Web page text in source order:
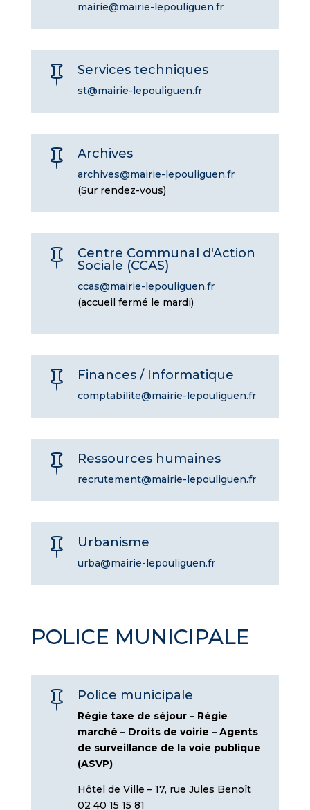
mairie@mairie-lepouliguen.fr
 Services techniques
st@mairie-lepouliguen.fr
 Archives
archives@mairie-lepouliguen.fr
(Sur rendez-vous)

Centre Communal d'Action
Sociale (CCAS)
ccas@mairie-lepouliguen.fr
(accueil fermé le mardi)
 Finances / Informatique
comptabilite@mairie-lepouliguen.fr
 Ressources humaines
recrutement@mairie-lepouliguen.fr
 Urbanisme
urba@mairie-lepouliguen.fr
POLICE MUNICIPALE
 Police municipale
Régie taxe de séjour – Régie
marché – Droits de voirie – Agents
de surveillance de la voie publique
(ASVP)
Hôtel de Ville – 17, rue Jules Benoît
02 40 15 15 81